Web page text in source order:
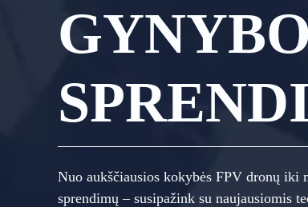
Nuo aukščiausios kokybės FPV dronų
sprendimų – susipažink su naujausiomis